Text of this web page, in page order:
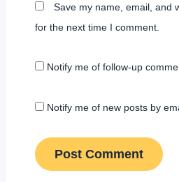
Save my name, email, and
for the next time I comment.
Notify me of follow-up
Notify me of new posts by